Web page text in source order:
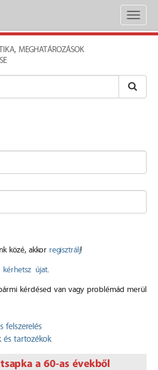
Toggle
MEGHATÁROZÁSOK
közé, akkor regisztrálj!
újat.
kérdésed van vagy problémád merül
felszerelés
és tartozékok
a 60-as évekből